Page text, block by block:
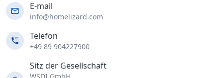
E-mail
info@homelizard.com
Telefon
+49 89 904227900
Sitz der Gesellschaft